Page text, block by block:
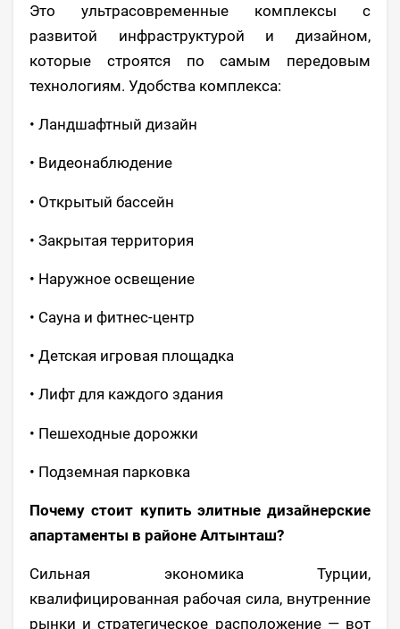
Это ультрасовременные комплексы с
развитой инфраструктурой и дизайном,
которые строятся по самым передовым
технологиям. Удобства комплекса:
• Ландшафтный дизайн
• Видеонаблюдение
• Открытый бассейн
• Закрытая территория
• Наружное освещение
• Сауна и фитнес-центр
• Детская игровая площадка
• Лифт для каждого здания
• Пешеходные дорожки
• Подземная парковка
Почему стоит купить элитные дизайнерские
апартаменты в районе Алтынташ?
Сильная экономика Турции,
квалифицированная рабочая сила, внутренние
рынки и стратегическое расположение — вот